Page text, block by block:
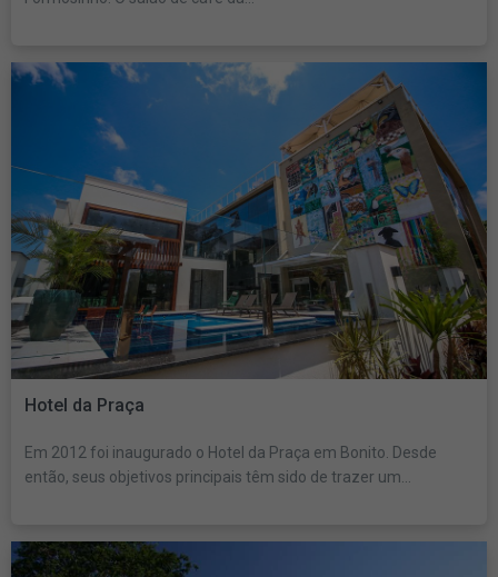
Hotel da Praça
Em 2012 foi inaugurado o Hotel da Praça em Bonito. Desde
então, seus objetivos principais têm sido de trazer um...